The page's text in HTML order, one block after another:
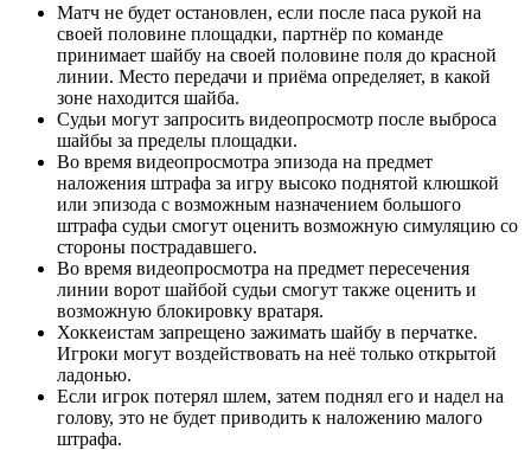
Матч не будет остановлен, если после паса рукой на
своей половине площадки, партнёр по команде
принимает шайбу на своей половине поля до красной
линии. Место передачи и приёма определяет, в какой
зоне находится шайба.
Судьи могут запросить видеопросмотр после выброса
шайбы за пределы площадки.
Во время видеопросмотра эпизода на предмет
наложения штрафа за игру высоко поднятой клюшкой
или эпизода с возможным назначением большого
штрафа судьи смогут оценить возможную симуляцию со
стороны пострадавшего.
Во время видеопросмотра на предмет пересечения
линии ворот шайбой судьи смогут также оценить и
возможную блокировку вратаря.
Хоккеистам запрещено зажимать шайбу в перчатке.
Игроки могут воздействовать на неё только открытой
ладонью.
Если игрок потерял шлем, затем поднял его и надел на
голову, это не будет приводить к наложению малого
штрафа.